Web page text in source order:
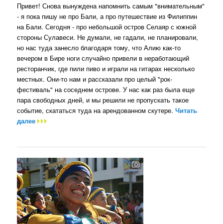
Привет! Снова вынуждена напомнить самым "внимательным"
- я пока пишу не про Бали, а про путешествие из Филиппин
на Бали. Сегодня - про небольшой остров Селаяр с южной
стороны Сулавеси. Не думали, не гадали, не планировали,
но нас туда занесло благодаря тому, что Алию как-то
вечером в Бире ноги случайно привели в неработающий
ресторанчик, где пили пиво и играли на гитарах несколько
местных. Они-то нам и рассказали про целый "рок-
фестиваль" на соседнем острове. У нас как раз была еще
пара свободных дней, и мы решили не пропускать такое
событие, скататься туда на арендованном скутере.Читать
далее